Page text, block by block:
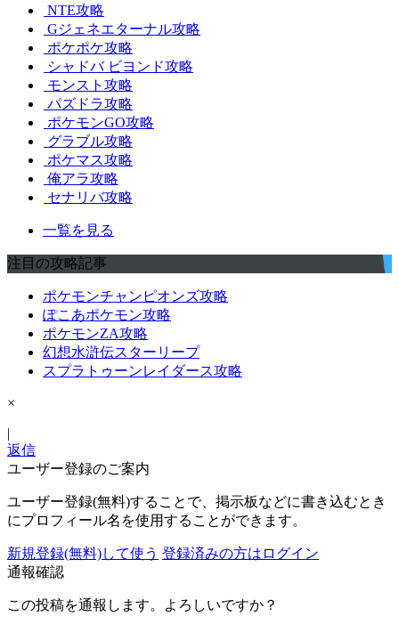
NTE攻略
Gジェネエターナル攻略
ポケポケ攻略
シャドバ ビヨンド攻略
モンスト攻略
パズドラ攻略
ポケモンGO攻略
グラブル攻略
ポケマス攻略
俺アラ攻略
セナリバ攻略
一覧を見る
注目の攻略記事
ポケモンチャンピオンズ攻略
ぽこあポケモン攻略
ポケモンZA攻略
幻想水滸伝スターリープ
スプラトゥーンレイダース攻略
×
|
返信
ユーザー登録のご案内
ユーザー登録(無料)することで、掲示板などに書き込むとき
にプロフィール名を使用することができます。
新規登録(無料)して使う 登録済みの方はログイン
通報確認
この投稿を通報します。よろしいですか？